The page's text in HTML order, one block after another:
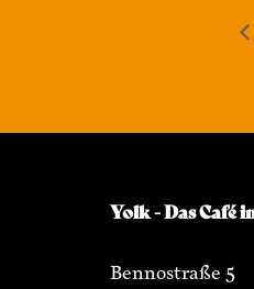
Yolk - Das Café
Bennostraße 5